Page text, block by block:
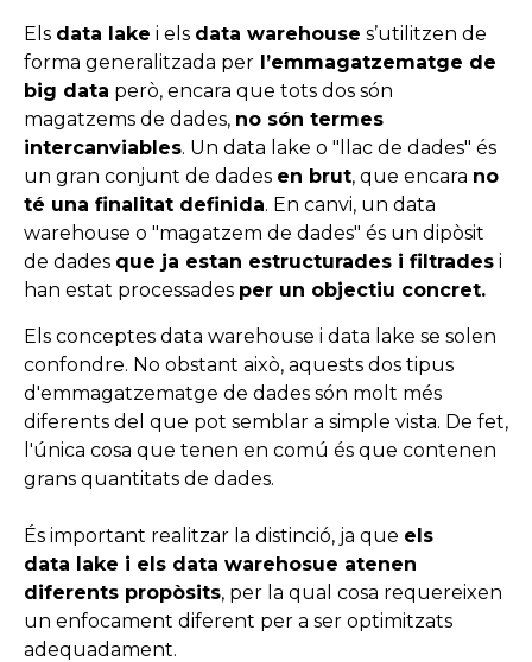
Els data lake i els data warehouse s’utilitzen de
forma generalitzada per l’emmagatzematge de
big data però, encara que tots dos són
magatzems de dades, no són termes
intercanviables. Un data lake o " llac de dades" és
un gran conjunt de dades en brut, que encara no
té una finalitat definida. En canvi, un data
warehouse o "magatzem de dades" és un dipòsit
de dades que ja estan estructurades i filtrades i
han estat processades per un objectiu concret.
Els conceptes data warehouse i data lake se solen
confondre. No obstant això, aquests dos tipus
d'emmagatzematge de dades són molt més
diferents del que pot semblar a simple vista. De fet,
l'única cosa que tenen en comú és que contenen
grans quantitats de dades.
És important realitzar la distinció, ja que els
data lake i els data warehosue atenen
diferents propòsits, per la qual cosa requereixen
un enfocament diferent per a ser optimitzats
adequadament.